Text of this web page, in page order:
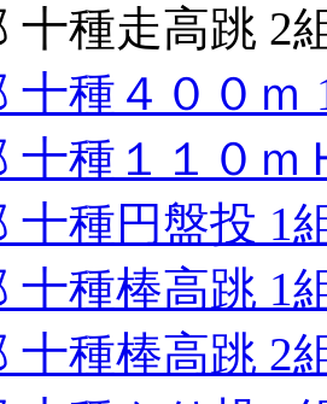
十種走高跳 2
十種４００ｍ
十種１１０ｍ
十種円盤投 1
十種棒高跳 1
十種棒高跳 2